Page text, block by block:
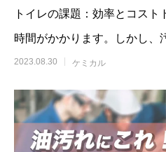
オーボット
トイレの課題：効率とコスト
時間がかかります。しかし、
ば、これらの課題は大きく改
2023.08.30 ケミカル